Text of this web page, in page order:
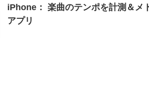
iPhone： 楽曲のテンポを計測＆メ
アプリ